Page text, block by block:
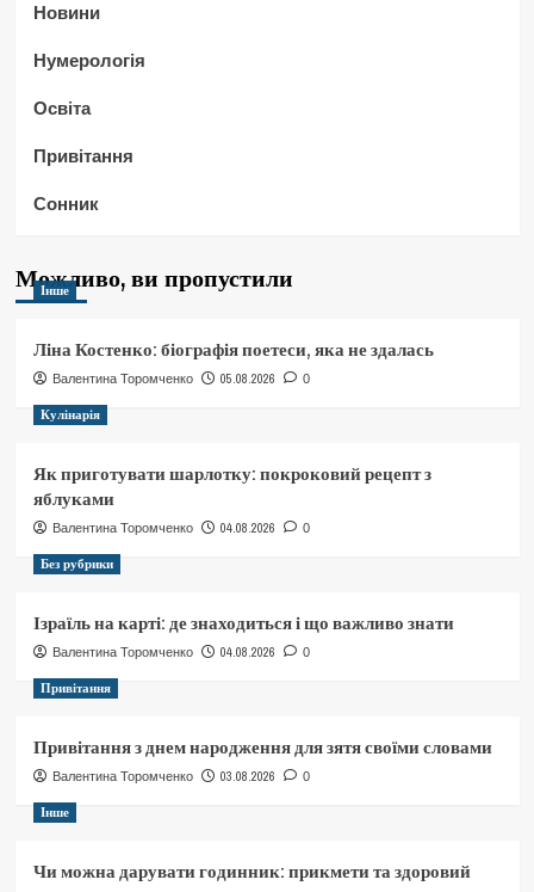
Новини
Нумерологія
Освіта
Привітання
Сонник
Можливо, ви пропустили
Інше
Ліна Костенко: біографія поетеси, яка не здалась
Валентина Торомченко 05.08.2026 0
Кулінарія
Як приготувати шарлотку: покроковий рецепт з
яблуками
Валентина Торомченко 04.08.2026 0
Без рубрики
Ізраїль на карті: де знаходиться і що важливо знати
Валентина Торомченко 04.08.2026 0
Привітання
Привітання з днем народження для зятя своїми словами
Валентина Торомченко 03.08.2026 0
Інше
Чи можна дарувати годинник: прикмети та здоровий